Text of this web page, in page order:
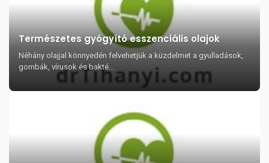
Természetes gyógyító esszenciális olajok
Néhány olajjal könnyedén felvehetjük a küzdelmet a gyulladások,
gombák, vírusok és bakté...